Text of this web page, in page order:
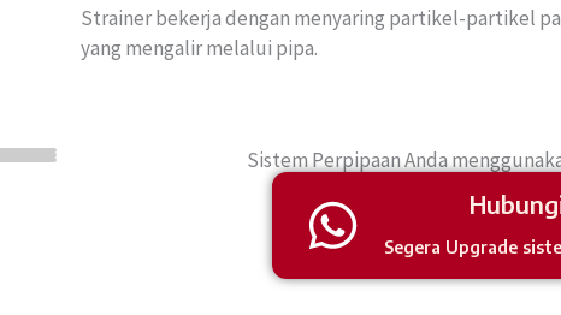
Strainer bekerja dengan menyaring partikel-partikel
yang mengalir melalui pipa.
Sistem Perpipaan Anda
Segera Upgrade